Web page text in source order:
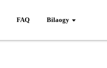
FAQ Bilaogy